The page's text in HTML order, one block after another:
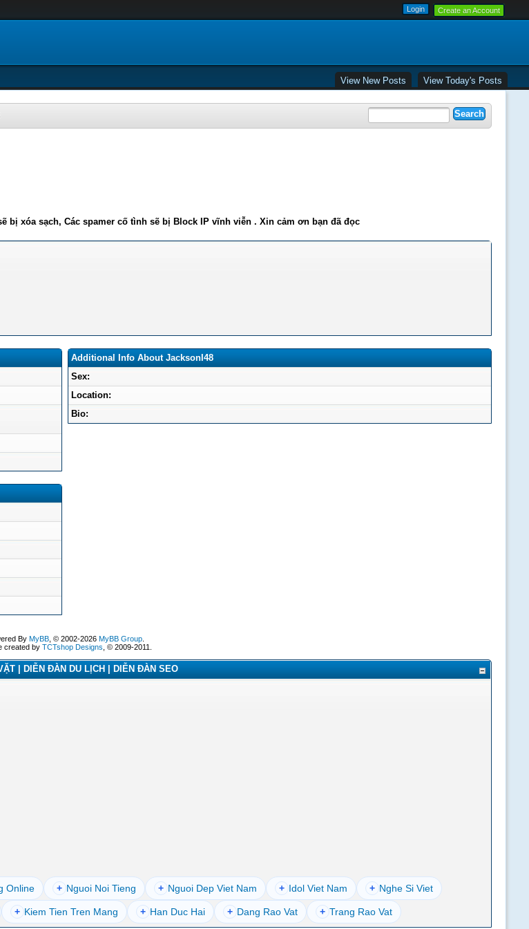
Create an Account
View New Posts View Today's Posts
bị xóa sạch, Các spamer cố tình sẽ bị Block IP vĩnh viễn . Xin cảm ơn bạn đã đọc
Additional Info About JacksonI48
Sex:
Location:
Bio:
By MyBB, © 2002-2026 MyBB Group.
created by TCTshop Designs , © 2009-2011.
| DIỄN ĐÀN DU LỊCH | DIỄN ĐÀN SEO
Online + Nguoi Noi Tieng + Nguoi Dep Viet Nam + Idol Viet Nam + Nghe Si Viet
+ Kiem Tien Tren Mang + Han Duc Hai + Dang Rao Vat + Trang Rao Vat